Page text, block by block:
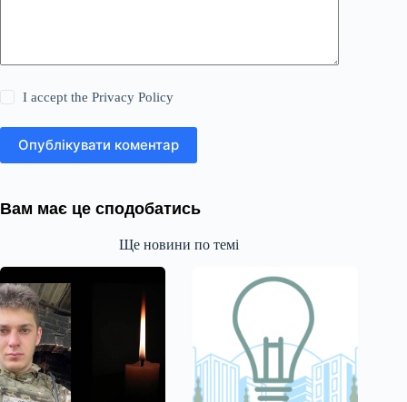
I accept thePrivacy Policy
Опублікувати коментар
Вам має це сподобатись
Ще новини по темі